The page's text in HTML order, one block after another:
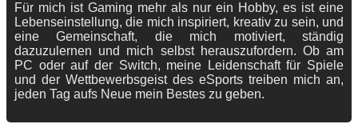
Für mich ist Gaming mehr als nur ein Hobby, es ist eine
Lebenseinstellung, die mich inspiriert, kreativ zu sein, und
eine Gemeinschaft, die mich motiviert, ständig
dazuzulernen und mich selbst herauszufordern. Ob am
PC oder auf der Switch, meine Leidenschaft für Spiele
und der Wettbewerbsgeist des eSports treiben mich an,
jeden Tag aufs Neue mein Bestes zu geben.